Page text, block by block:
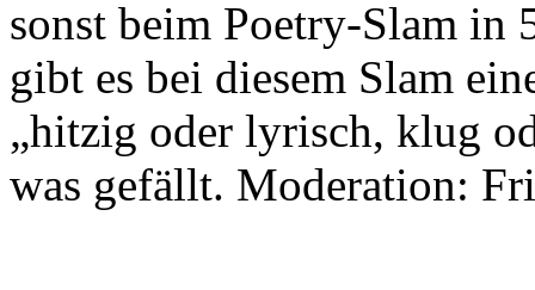
sonst beim Poetry-Slam in
gibt es bei diesem Slam
„hitzig oder lyrisch, klug
was gefällt. Moderation: